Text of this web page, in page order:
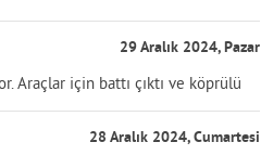
29 Aralık 2024, Pazar
Araçlar için battı çıktı ve köprülü
28 Aralık 2024, Cumartesi